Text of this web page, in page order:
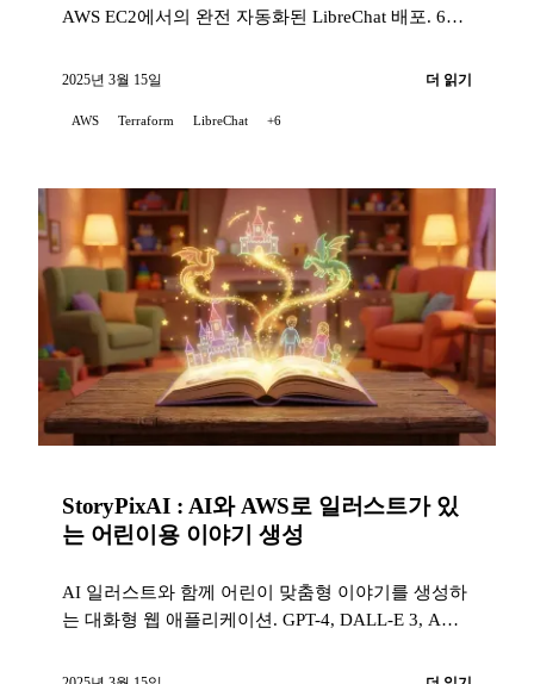
AWS EC2에서의 완전 자동화된 LibreChat 배포. 6분
2025년 3월 15일 더 읽기
AWS Terraform LibreChat +6
StoryPixAI : AI와 AWS로 일러스트가 있
는 어린이용 이야기 생성
AI 일러스트와 함께 어린이 맞춤형 이야기를 생성하
는 대화형 웹 애플리케이션. GPT-4, DALL-E 3, AWS